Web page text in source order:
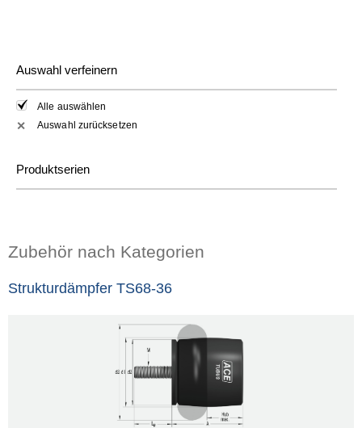
Auswahl verfeinern
Alle auswählen
✕ Auswahl zurücksetzen
Produktserien
Zubehör nach Kategorien
Strukturdämpfer TS68-36